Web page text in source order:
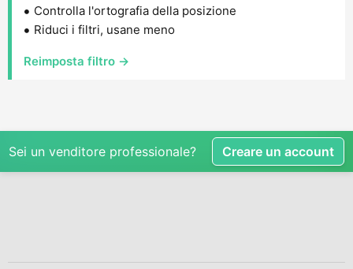
Controlla l'ortografia della posizione
Riduci i filtri, usane meno
Reimposta filtro →
Sei un venditore professionale? Creare un account